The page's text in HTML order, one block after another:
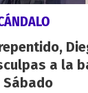
a la
Sábado